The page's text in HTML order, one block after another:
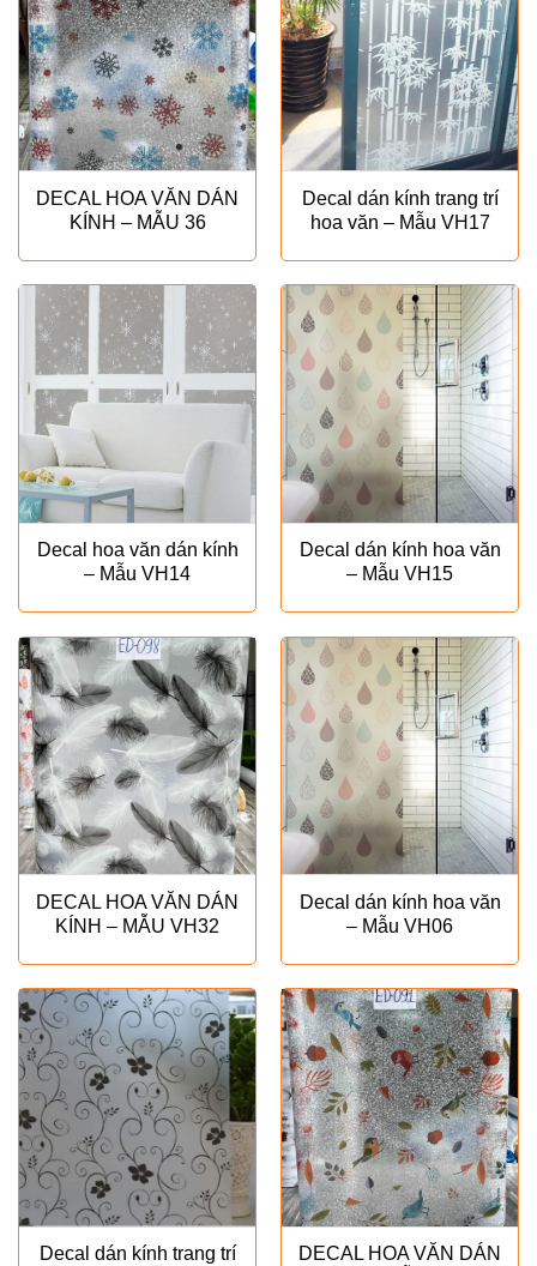
DECAL HOA VĂN DÁN
KÍNH – MẪU 36
Decal dán kính trang trí
hoa văn – Mẫu VH17
Decal hoa văn dán kính
– Mẫu VH14
Decal dán kính hoa văn
– Mẫu VH15
DECAL HOA VĂN DÁN
KÍNH – MẪU VH32
Decal dán kính hoa văn
– Mẫu VH06
Decal dán kính trang trí
DECAL HOA VĂN DÁN